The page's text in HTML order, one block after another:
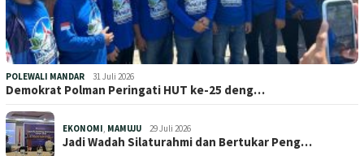
POLEWALI MANDAR 31 Juli 2026
Demokrat Polman Peringati HUT ke-25 deng…
EKONOMI, MAMUJU 29 Juli 2026
Jadi Wadah Silaturahmi dan Bertukar Peng…